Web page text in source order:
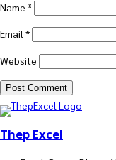
Name *
Email *
Website
Thep Excel